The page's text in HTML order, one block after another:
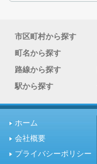
市区町村から探す
町名から探す
路線から探す
駅から探す
ホーム
会社概要
プライバシーポリシー